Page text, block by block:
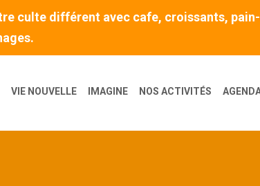
culte différent avec cafe, croissants,
VIE NOUVELLE IMAGINE NOS ACTIVITÉS